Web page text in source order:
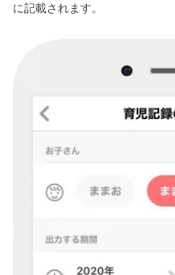
に記載されます。